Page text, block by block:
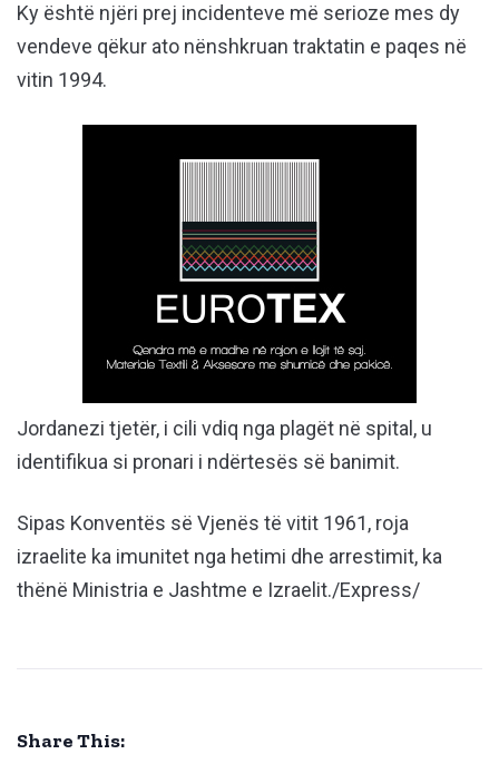
Ky është njëri prej incidenteve më serioze mes dy
vendeve qëkur ato nënshkruan traktatin e paqes në
vitin 1994.
Jordanezi tjetër, i cili vdiq nga plagët në spital, u
identifikua si pronari i ndërtesës së banimit.
Sipas Konventës së Vjenës të vitit 1961, roja
izraelite ka imunitet nga hetimi dhe arrestimit, ka
thënë Ministria e Jashtme e Izraelit./Express/
Share This: